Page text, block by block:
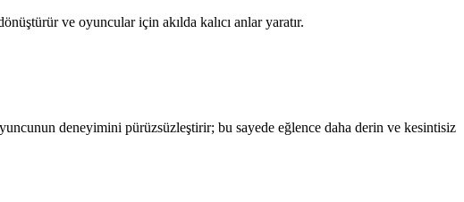
ve oyuncular için akılda kalıcı anlar yaratır.
deneyimini pürüzsüzleştirir; bu sayede eğlence daha derin ve kesintisiz